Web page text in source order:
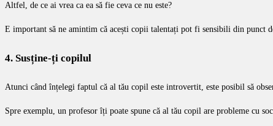
Altfel, de ce ai vrea ca ea să fie ceva ce nu este?
E important să ne amintim că acești copii talentați pot fi sensibili din punct
4. Susține-ți copilul
Atunci când înțelegi faptul că al tău copil este introvertit, este posibil să
Spre exemplu, un profesor îți poate spune că al tău copil are probleme cu